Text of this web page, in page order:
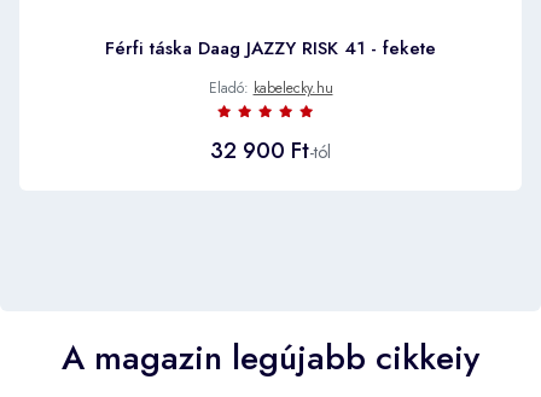
Férfi táska Daag JAZZY RISK 41 - fekete
Eladó: kabelecky.hu
32 900 Ft-tól
A magazin legújabb cikkeiy